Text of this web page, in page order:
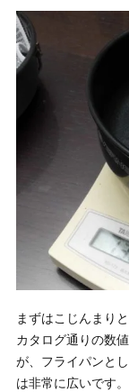
まずはこじんまり
カタログ通りの数
が、フライパンと
は非常に広いです。